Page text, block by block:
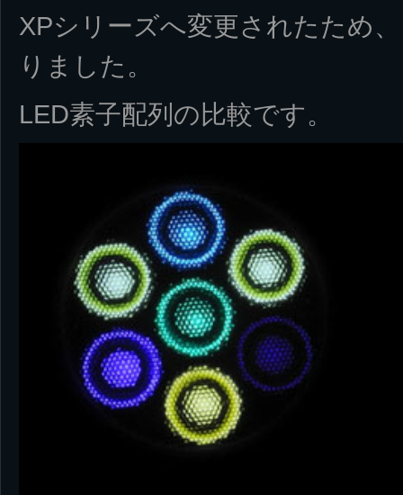
XPシリーズへ変更されたため
りました。
LED素子配列の比較です。